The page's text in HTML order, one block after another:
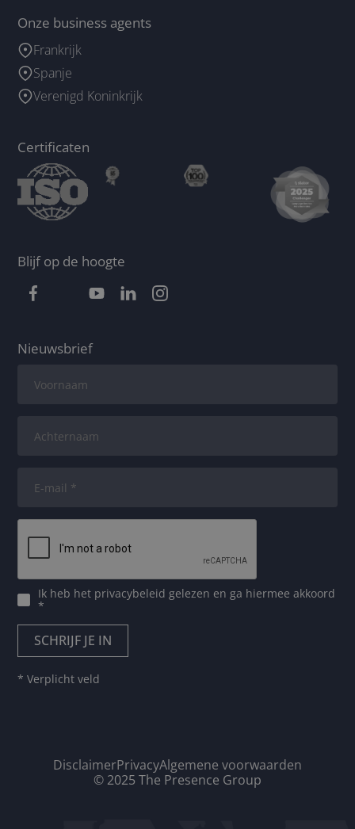
Onze business agents
Frankrijk
Spanje
Verenigd Koninkrijk
Certificaten
Blijf op de hoogte
Nieuwsbrief
Ik heb het privacybeleid gelezen en ga hiermee akkoord
*
* Verplicht veld
DisclaimerPrivacyAlgemene voorwaarden
© 2025 The Presence Group